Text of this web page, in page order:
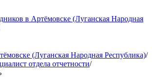
в Артёмовске (Луганская Народная
(Луганская Народная Республика)/
отдела отчетности/